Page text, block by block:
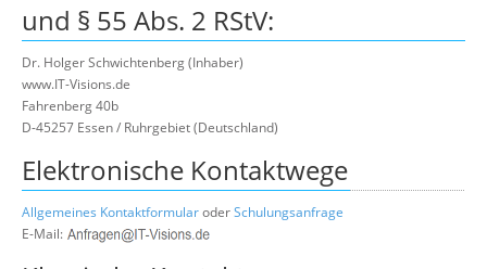
Wissen
Über uns
und § 55 Abs. 2 RStV:
Dr. Holger Schwichtenberg (Inhaber)
www.IT-Visions.de
Fahrenberg 40b
D-45257 Essen / Ruhrgebiet (Deutschland)
Elektronische Kontaktwege
Allgemeines KontaktformularoderSchulungsanfrage
E-Mail: